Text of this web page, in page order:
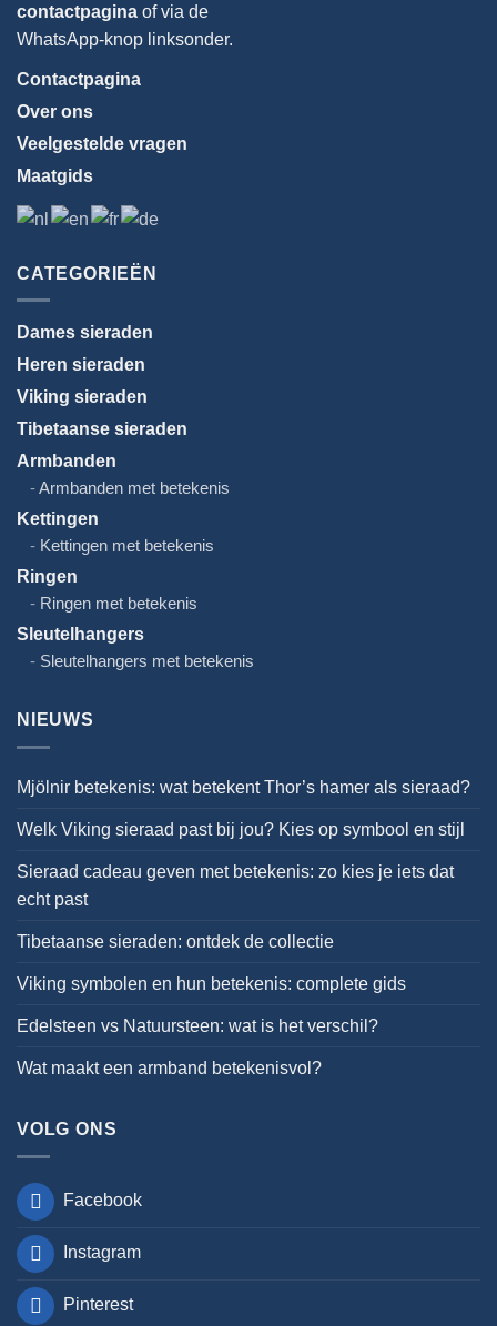
contactpagina of via de
WhatsApp-knop linksonder.
Contactpagina
Over ons
Veelgestelde vragen
Maatgids
Taal
CATEGORIEËN
Dames sieraden
Heren sieraden
Viking sieraden
Tibetaanse sieraden
Armbanden
Armbanden met betekenis
Kettingen
Kettingen met betekenis
Ringen
Ringen met betekenis
Sleutelhangers
Sleutelhangers met betekenis
NIEUWS
Mjölnir betekenis: wat betekent Thor’s hamer als sieraad?
Welk Viking sieraad past bij jou? Kies op symbool en stijl
Sieraad cadeau geven met betekenis: zo kies je iets dat
echt past
Tibetaanse sieraden: ontdek de collectie
Viking symbolen en hun betekenis: complete gids
Edelsteen vs Natuursteen: wat is het verschil?
Wat maakt een armband betekenisvol?
VOLG ONS
Facebook
Instagram
Pinterest